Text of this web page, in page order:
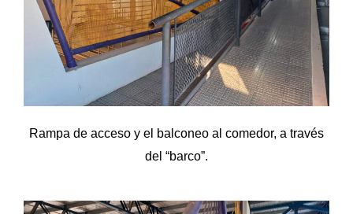
Rampa de acceso y el balconeo al comedor, a través
del “barco”.